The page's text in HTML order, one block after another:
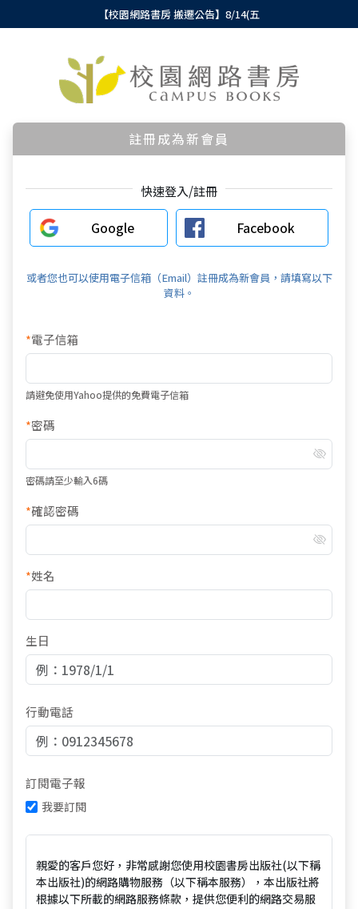
【校園網路書房 搬遷公告】8/14(五
註冊成為新會員
快速登入/註冊
Google Facebook
或者您也可以使用電子信箱（Email）註冊成為新會員，請填寫以下
資料。
*電子信箱
請避免使用Yahoo提供的免費電子信箱
*密碼
密碼請至少輸入6碼
*確認密碼
*姓名
生日
行動電話
訂閱電子報
我要訂閱